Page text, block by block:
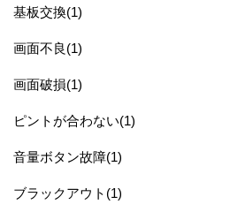
基板交換(1)
画面不良(1)
画面破損(1)
ピントが合わない(1)
音量ボタン故障(1)
ブラックアウト(1)